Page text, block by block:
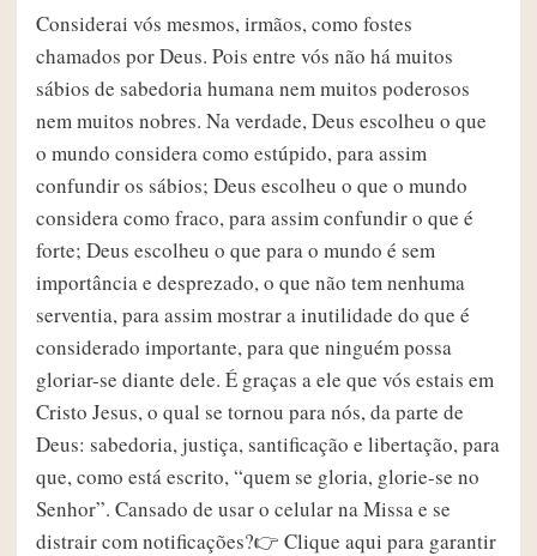
Considerai vós mesmos, irmãos, como fostes
chamados por Deus. Pois entre vós não há muitos
sábios de sabedoria humana nem muitos poderosos
nem muitos nobres. Na verdade, Deus escolheu o que
o mundo considera como estúpido, para assim
confundir os sábios; Deus escolheu o que o mundo
considera como fraco, para assim confundir o que é
forte; Deus escolheu o que para o mundo é sem
importância e desprezado, o que não tem nenhuma
serventia, para assim mostrar a inutilidade do que é
considerado importante, para que ninguém possa
gloriar-se diante dele. É graças a ele que vós estais em
Cristo Jesus, o qual se tornou para nós, da parte de
Deus: sabedoria, justiça, santificação e libertação, para
que, como está escrito, “quem se gloria, glorie-se no
Senhor”. Cansado de usar o celular na Missa e se
distrair com notificações?👉 Clique aqui para garantir